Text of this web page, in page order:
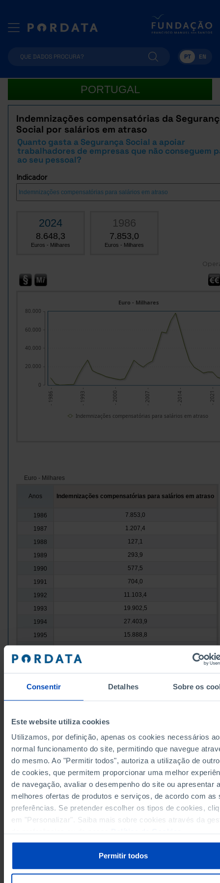
Consentir Detalhes Sobre os
Este website utiliza cookies
Utilizamos, por definição, apenas os cookies necessários ao
normal funcionamento do site, permitindo que navegue
do mesmo. Ao "Permitir todos", autoriza a utilização de
de cookies, que permitem proporcionar uma melhor
de navegação, avaliar o desempenho do site ou apresentar
melhores ofertas de produtos e serviços, de acordo com as
preferências. Se pretender escolher os tipos de cookies,
em "Personalizar". Saiba mais sobre cookies através da
Permitir todos
PT EN
PORTUGAL
Indemnizações compensatórias da
Social por salários em atraso
Quanto gasta a Segurança Social a apoiar
trabalhadores de empresas que não conseguem
ao seu pessoal?
Indicador
2024
8.648,3
Euros - Milhares
1986
7.853,0
Euros - Milhares
- 1986 - - 1993 - - 2000 - - 2007 - - 2014 - - 2021 -
Euro - Milhares
0
20.000
40.000
60.000
80.000
Indemnizações compensatórias para salários em atraso
Euro - Milhares
Anos Indemnizações compensatórias para salários em atraso
1986
7.853,0
1987
1.207,4
1988
127,1
1989
293,9
1990
577,5
1991
704,0
1992
11.103,4
1993
19.902,5
1994
27.403,9
1995
15.888,8
1997
1998
9.196,6
1999
8.072,5
2000
6.826,3
2003
16.774,1
2005
2006
19.642,5
2007
23.579,8
2008
26.207,5
2009
41.333,2
2010
57.810,1
2013
78.399,8
Fontes/Entidades: IGFSS/MTSSS, PORDATA
Última actualização: 2025-11-26
Pensões da Segurança Social: despesa total e por tipo em Portugal